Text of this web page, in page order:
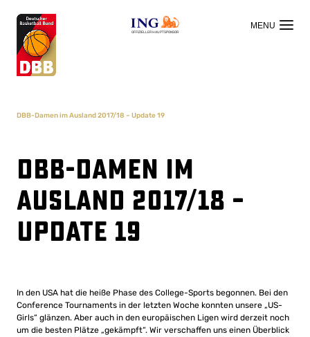
OFFIZIELLER HAUPTSPONSOR
DBB-Damen im Ausland 2017/18 – Update 19
DBB-Damen im
Ausland 2017/18 –
Update 19
In den USA hat die heiße Phase des College-Sports begonnen. Bei den
Conference Tournaments in der letzten Woche konnten unsere „US-
Girls“ glänzen. Aber auch in den europäischen Ligen wird derzeit noch
um die besten Plätze „gekämpft“. Wir verschaffen uns einen Überblick